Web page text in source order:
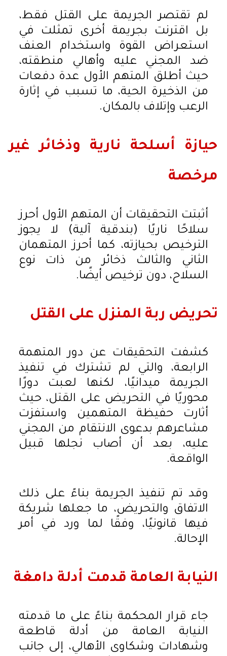
لم تقتصر الجريمة على القتل فقط،
بل اقترنت بجريمة أخرى تمثلت في
استعراض القوة واستخدام العنف
ضد المجني عليه وأهالي منطقته،
حيث أطلق المتهم الأول عدة دفعات
من الذخيرة الحية، ما تسبب في إثارة
الرعب وإتلاف بالمكان.
حيازة أسلحة نارية وذخائر غير
مرخصة
أثبتت التحقيقات أن المتهم الأول أحرز
سلاحًا ناريًا (بندقية آلية) لا يجوز
الترخيص بحيازته، كما أحرز المتهمان
الثاني والثالث ذخائر من ذات نوع
السلاح، دون ترخيص أيضًا.
تحريض ربة المنزل على القتل
كشفت التحقيقات عن دور المتهمة
الرابعة، والتي لم تشترك في تنفيذ
الجريمة ميدانيًا، لكنها لعبت دورًا
محوريًا في التحريض على القتل، حيث
أثارت حفيظة المتهمين واستفزت
مشاعرهم بدعوى الانتقام من المجني
عليه، بعد أن أصاب نجلها قبيل
الواقعة.
وقد تم تنفيذ الجريمة بناءً على ذلك
الاتفاق والتحريض، ما جعلها شريكة
فيها قانونيًا، وفقًا لما ورد في أمر
الإحالة.
النيابة العامة قدمت أدلة دامغة
جاء قرار المحكمة بناءً على ما قدمته
النيابة العامة من أدلة قاطعة
وشهادات وشكاوى الأهالي، إلى جانب